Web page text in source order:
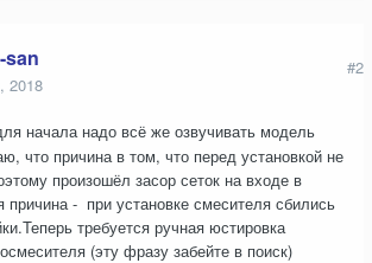
san
2018
#2
начала надо всё же озвучивать модель
что причина в том, что перед установкой не
произошёл засор сеток на входе в
причина - при установке смесителя сбились
требуется ручная юстировка
(эту фразу забейте в поиск)